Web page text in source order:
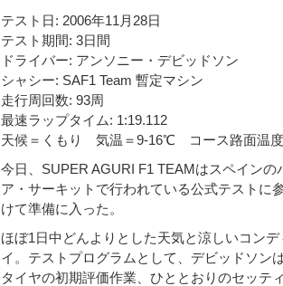
テスト日: 2006年11月28日
テスト期間: 3日間
ドライバー: アンソニー・デビッドソン
シャシー: SAF1 Team 暫定マシン
走行周回数: 93周
最速ラップタイム: 1:19.112
天候＝くもり 気温＝9-16℃ コース路面温
今日、SUPER AGURI F1 TEAMはスペイン
ア・サーキットで行われている公式テストに
けて準備に入った。
ほぼ1日中どんよりとした天気と涼しいコン
イ。テストプログラムとして、デビッドソン
タイヤの初期評価作業、ひととおりのセッテ